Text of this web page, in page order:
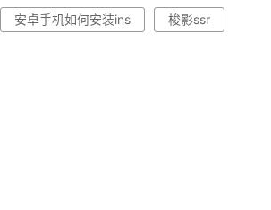
安卓手机如何安装ins 梭影ssr